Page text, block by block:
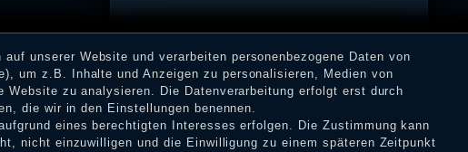
22,90 € *
unserer Website und verarbeiten personenbezogene Daten von
um z.B. Inhalte und Anzeigen zu personalisieren, Medien von
Website zu analysieren. Die Datenverarbeitung erfolgt erst durch
die wir in den Einstellungen benennen.
eines berechtigten Interesses erfolgen. Die Zustimmung kann
nicht einzuwilligen und die Einwilligung zu einem späteren Zeitpunkt